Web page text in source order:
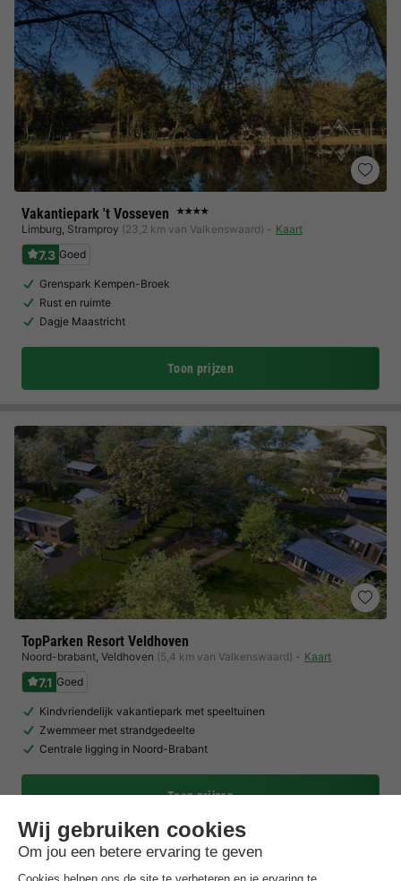
Vakantiepark 't Vosseven ★★★★
Limburg, Stramproy (23,2 km van Valkenswaard) Kaart
7.3 Goed
Grenspark Kempen-Broek
Rust en ruimte
Dagje Maastricht
Toon prijzen
TopParken Resort Veldhoven
Noord-brabant, Veldhoven (5,4 km van Valkenswaard) Kaart
7.1 Goed
Kindvriendelijk vakantiepark met speeltuinen
Zwemmeer met strandgedeelte
Centrale ligging in Noord-Brabant
Toon prijzen